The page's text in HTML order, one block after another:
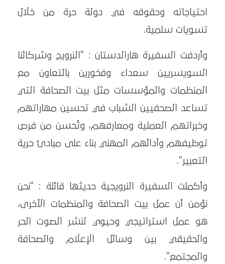
احتياجاته وحقوقه في دولة حرة من خلال
تسويات سلمية.
وأردفت السفيرة هارالدستان : "النرويج وشركائنا
السويسريين سعداء وفخورين بالتعاون مع
المنظمات والمؤسسات مثل بيت الصحافة التي
تساعد الصحفيين الشباب في تحسين مهاراتهم
وخبراتهم العملية ومعارفهم، وتُحسن من فرص
توظيفهم وأدائهم المهني بناء على مبادئ حرية
التعبير".
وأكملت السفيرة النرويجية حديثها قائلة : "نحن
نؤمن أن عمل بيت الصحافة والمنظمات الأخرى،
هو عمل استراتيجي وحيوي لنشر الصوت الحر
والحقيقي بين وسائل الإعلام والصحافة
والمجتمع".